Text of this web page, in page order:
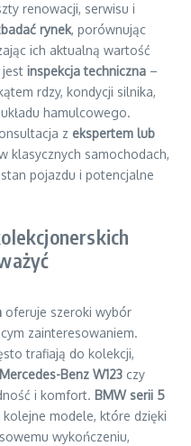
renowacji, serwisu i
rynek, porównując
ich aktualną wartość
jest inspekcja techniczna –
rdzy, kondycji silnika,
hamulcowego.
z ekspertem lub
klasycznych samochodach,
pojazdu i potencjalne
oferuje szeroki wybór
zainteresowaniem.
trafiają do kolekcji,
Mercedes-Benz W123 czy
i komfort. BMW serii 5
modele, które dzięki
wykończeniu,